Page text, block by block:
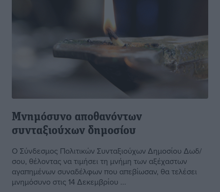
Mνημόσυνο αποθανόντων
συνταξιούχων δημοσίου
Ο Σύνδεσμος Πολιτικών Συνταξιούχων Δημοσίου Δωδ/
σου, θέλοντας να τιμήσει τη μνήμη των αξέχαστων
αγαπημένων συναδέλφων που απεβίωσαν, θα τελέσει
μνημόσυνο στις 14 Δεκεμβρίου ...